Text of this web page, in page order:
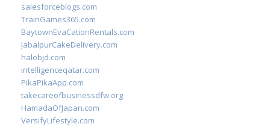
salesforceblogs.com
TrainGames365.com
BaytownEvaCationRentals.com
JabalpurCakeDelivery.com
halobjd.com
intelligenceqatar.com
PikaPikaApp.com
takecareofbusinessdfw.org
HamadaOfJapan.com
VersifyLifestyle.com